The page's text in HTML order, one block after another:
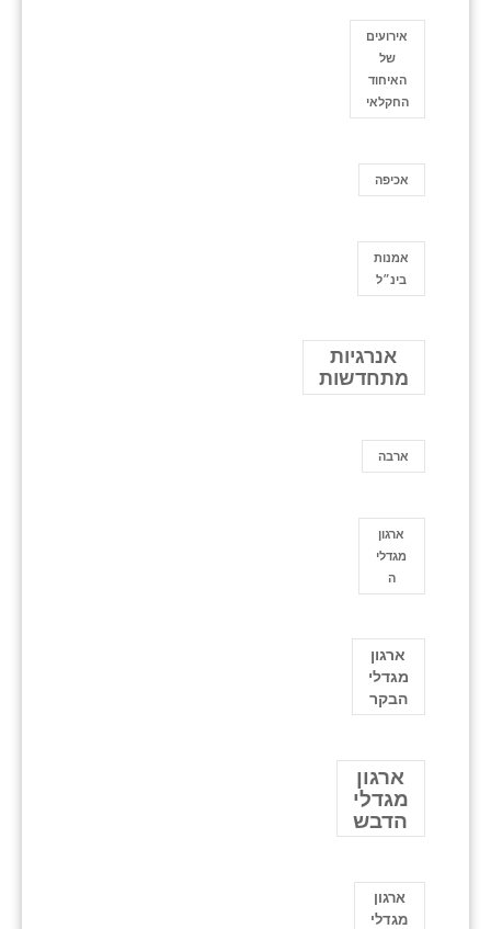
אירועים
של
האיחוד
החקלאי
אכיפה
אמנות
בינ״ל
אנרגיות
מתחדשות
ארבה
ארגון
מגדלי
ה
ארגון
מגדלי
הבקר
ארגון
מגדלי
הדבש
ארגון
מגדלי